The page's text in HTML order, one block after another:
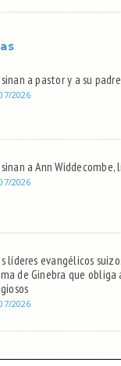
a pastor y a su
2026
a Ann
2026
líderes evangélicos
de Ginebra que
2026